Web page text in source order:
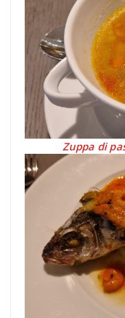
Zuppa di